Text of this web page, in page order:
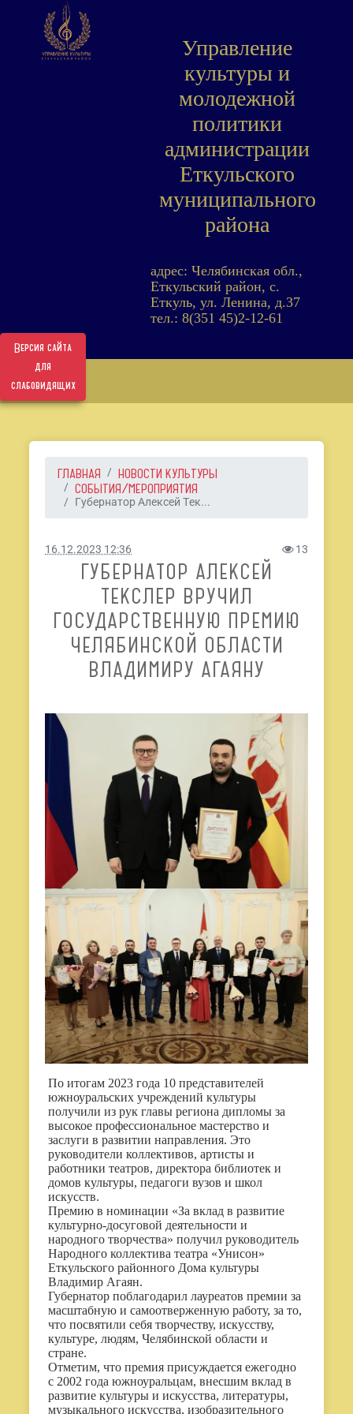
Версия сайта
для
слабовидящих
Управление
культуры и
молодежной
политики
администрации
Еткульского
муниципального
района
адрес: Челябинская обл.,
Еткульский район, с.
Еткуль, ул. Ленина, д.37
тел.: 8(351 45)2-12-61
ГЛАВНАЯ
НОВОСТИ КУЛЬТУРЫ
СОБЫТИЯ/МЕРОПРИЯТИЯ
Губернатор Алексей Тек...
16.12.2023 12:36 13
ГУБЕРНАТОР АЛЕКСЕЙ
ТЕКСЛЕР ВРУЧИЛ
ГОСУДАРСТВЕННУЮ ПРЕМИЮ
ЧЕЛЯБИНСКОЙ ОБЛАСТИ
ВЛАДИМИРУ АГАЯНУ
По итогам 2023 года 10 представителей
южноуральских учреждений культуры
получили из рук главы региона дипломы за
высокое профессиональное мастерство и
заслуги в развитии направления. Это
руководители коллективов, артисты и
работники театров, директора библиотек и
домов культуры, педагоги вузов и школ
искусств.
Премию в номинации «За вклад в развитие
культурно-досуговой деятельности и
народного творчества» получил руководитель
Народного коллектива театра «Унисон»
Еткульского районного Дома культуры
Владимир Агаян.
Губернатор поблагодарил лауреатов премии за
масштабную и самоотверженную работу, за то,
что посвятили себя творчеству, искусству,
культуре, людям, Челябинской области и
стране.
Отметим, что премия присуждается ежегодно
с 2002 года южноуральцам, внесшим вклад в
развитие культуры и искусства, литературы,
музыкального искусства, изобразительного